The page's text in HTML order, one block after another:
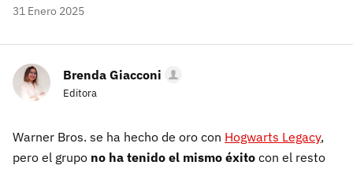
31 Enero 2025
Brenda Giacconi
Editora
Warner Bros. se ha hecho de oro con Hogwarts Legacy,
pero el grupo no ha tenido el mismo éxito con el resto